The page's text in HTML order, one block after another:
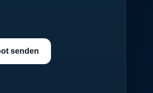
senden